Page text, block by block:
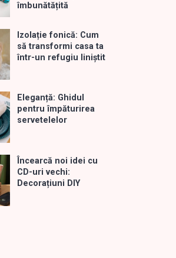
îmbunătățită
Izolație fonică: Cum
să transformi casa ta
într-un refugiu liniștit
Eleganță: Ghidul
pentru împăturirea
servetelelor
Încearcă noi idei cu
CD-uri vechi:
Decorațiuni DIY